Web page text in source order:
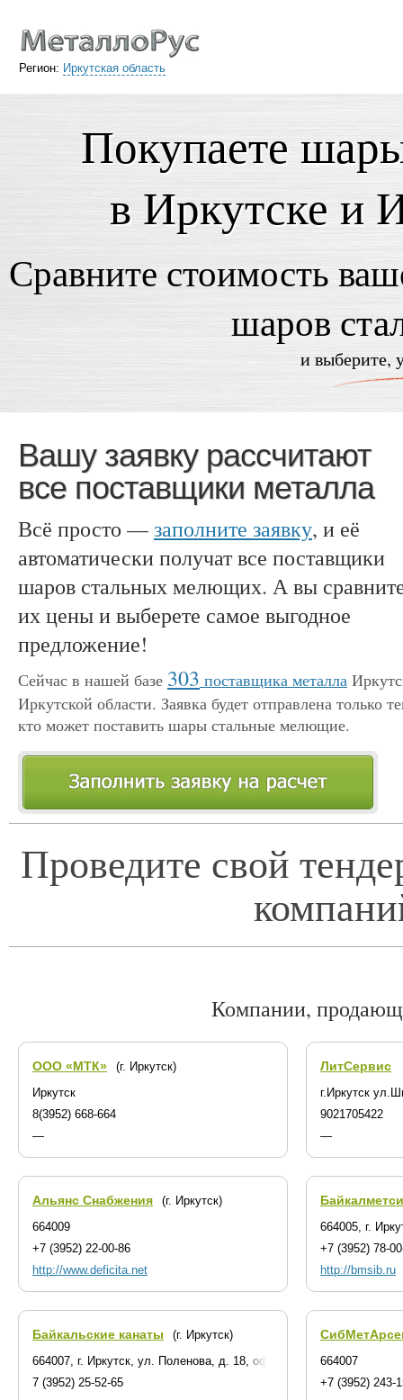
Регион: Иркутская область
Покупаете
в Иркутске и
Сравните стоимость
шаров
и выберите,
Вашу заявку рассчитают
все поставщики металла
Всё просто —заполните заявку, и её
автоматически получат все поставщики
шаров стальных мелющих. А вы
их цены и выберете самое выгодное
предложение!
Сейчас в нашей базе 303 поставщика металла
Иркутской области. Заявка будет отправлена только
кто может поставить шары стальные мелющие.
Проведите свой
Компании,
ООО «МТК»
(г. Иркутск)
Иркутск
8(3952) 668-664
—
ЛитСервис
г.Иркутск
9021705422
—
Альянс Снабжения
(г. Иркутск)
664009
+7 (3952) 22-00-86
http://www.deficita.net
664005, г.
+7 (3952) 78-
http://bmsib.ru
Байкальские канаты
(г. Иркутск)
664007, г. Иркутск, ул. Поленова, д. 18, оф. 318
7 (3952) 25-52-65
664007
+7 (3952) 243-